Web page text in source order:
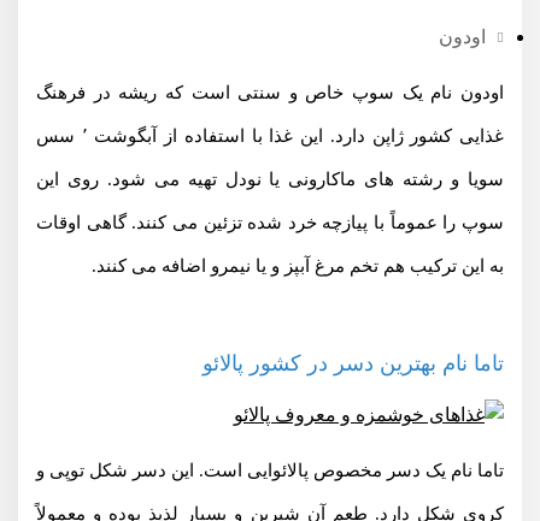
اودون
اودون نام یک سوپ خاص و سنتی است که ریشه در فرهنگ
غذایی کشور ژاپن دارد. این غذا با استفاده از آبگوشت ٬ سس
سویا و رشته های ماکارونی یا نودل تهیه می شود. روی این
سوپ را عموماً با پیازچه خرد شده تزئین می کنند. گاهی اوقات
به این ترکیب هم تخم مرغ آبپز و یا نیمرو اضافه می کنند.
تاما نام بهترین دسر در کشور پالائو
تاما نام یک دسر مخصوص پالائوایی است. این دسر شکل توپی و
کروی شکل دارد. طعم آن شیرین و بسیار لذیذ بوده و معمولاً